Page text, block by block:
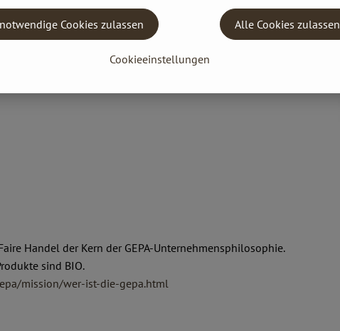
Handel der Kern der GEPA-Unternehmensphilosophie.
sind BIO.
mission/wer-ist-die-gepa.html
Cookieeinstellungen
Cookies zulassen Alle Cookies zulassen